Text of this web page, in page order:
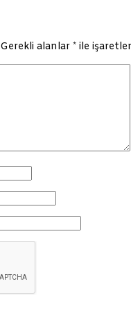
Gerekli alanlar * ile